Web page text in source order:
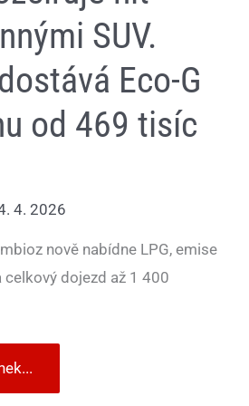
SUV.
Eco-G
od 469 tisíc
4. 2026
nově nabídne LPG, emise
dojezd až 1 400